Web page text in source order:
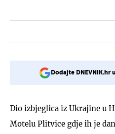
Dodajte
Dio izbjeglica iz Ukrajine u
Motelu Plitvice gdje ih je